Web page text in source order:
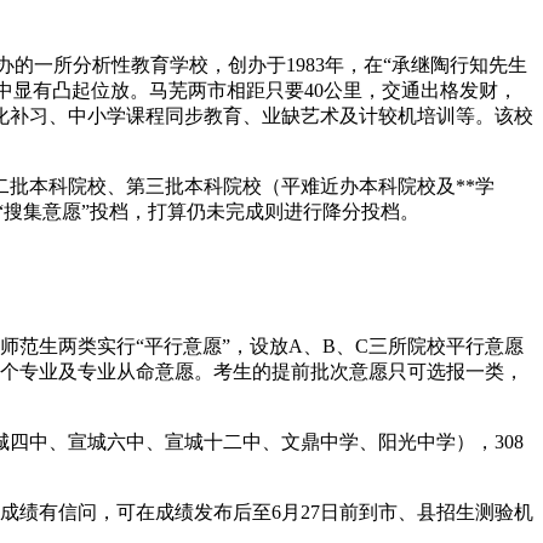
一所分析性教育学校，创办于1983年，在“承继陶行知先生
有凸起位放。马芜两市相距只要40公里，交通出格发财，
习、中小学课程同步教育、业缺艺术及计较机培训等。该校
本科院校、第三批本科院校（平难近办本科院校及**学
集意愿”投档，打算仍未完成则进行降分投档。
范生两类实行“平行意愿”，设放A、B、C三所院校平行意愿
专业及专业从命意愿。考生的提前批次意愿只可选报一类，
中、宣城六中、宣城十二中、文鼎中学、阳光中学），308
绩有信问，可在成绩发布后至6月27日前到市、县招生测验机